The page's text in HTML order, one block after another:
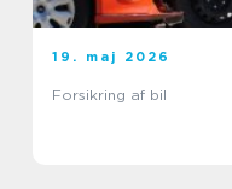
19. maj 2026
Forsikring af bil